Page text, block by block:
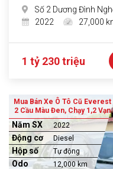
Số 2 Dương Đình
2022
27,000
1 tỷ 230 triệu
Mua Bán Xe Ô Tô Cũ Everest
2 Cầu Màu Đen, Chạy 1,2 Vạn
Năm SX 2022
Động cơ Diesel
Hộp số Tự động
Odo 12,000 km